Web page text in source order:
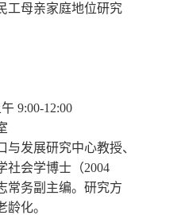
工母亲家庭地位研究
9:00-12:00
与发展研究中心教授、
社会学博士（2004
常务副主编。研究方
龄化。